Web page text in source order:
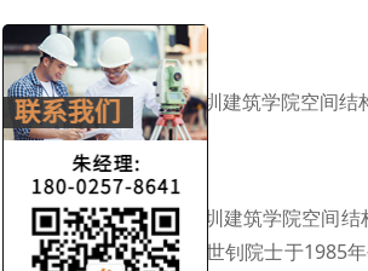
哈工大深圳建筑学院空间结
哈工大深圳建筑学院空间
开拓者之一沈世钊院士于1985